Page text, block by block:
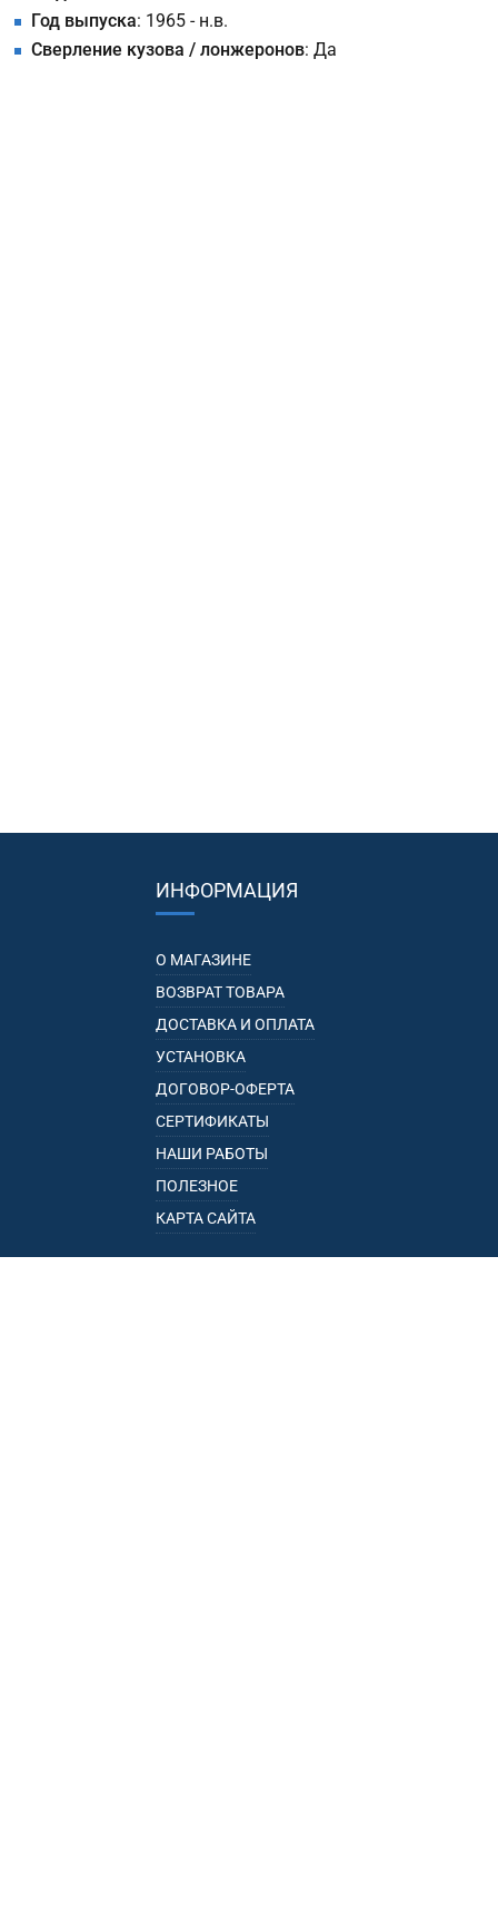
Год выпуска: 1965 - н.в.
Сверление кузова / лонжеронов: Да
ИНФОРМАЦИЯ
О МАГАЗИНЕ
ВОЗВРАТ ТОВАРА
ДОСТАВКА И ОПЛАТА
УСТАНОВКА
ДОГОВОР-ОФЕРТА
СЕРТИФИКАТЫ
НАШИ РАБОТЫ
ПОЛЕЗНОЕ
КАРТА САЙТА